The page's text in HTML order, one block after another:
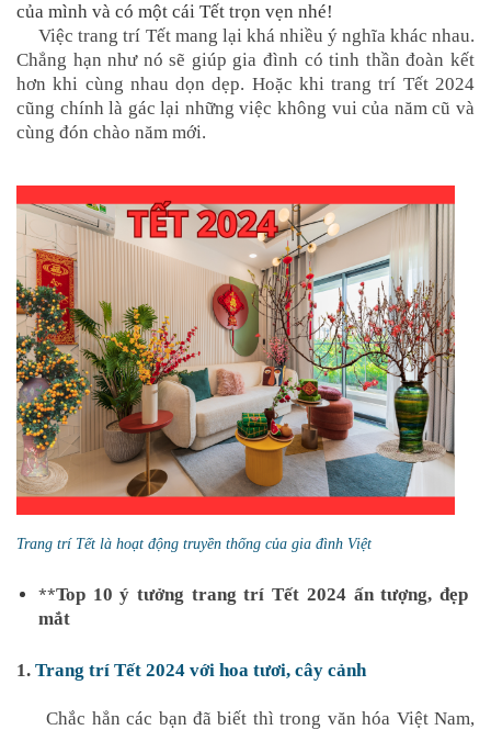
của mình và có một cái Tết trọn vẹn nhé!
Việc trang trí Tết mang lại khá nhiều ý nghĩa khác nhau.
Chẳng hạn như nó sẽ giúp gia đình có tinh thần đoàn kết
hơn khi cùng nhau dọn dẹp. Hoặc khi trang trí Tết 2024
cũng chính là gác lại những việc không vui của năm cũ và
cùng đón chào năm mới.
Trang trí Tết là hoạt động truyền thống của gia đình Việt
**Top 10 ý tưởng trang trí Tết 2024 ấn tượng, đẹp
mắt
1. Trang trí Tết 2024 với hoa tươi, cây cảnh
Chắc hẳn các bạn đã biết thì trong văn hóa Việt Nam,